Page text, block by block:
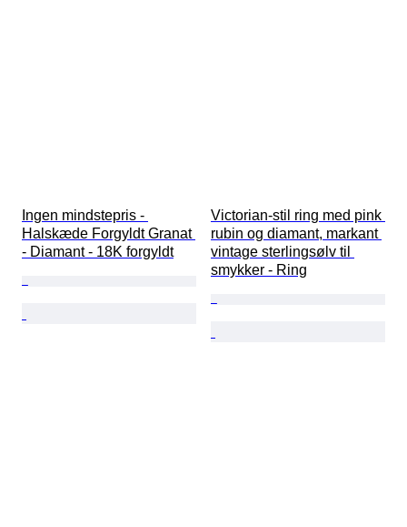
Ingen mindstepris -
Halskæde Forgyldt Granat
- Diamant - 18K forgyldt
Victorian-stil ring med pink
rubin og diamant, markant
vintage sterlingsølv til
smykker - Ring